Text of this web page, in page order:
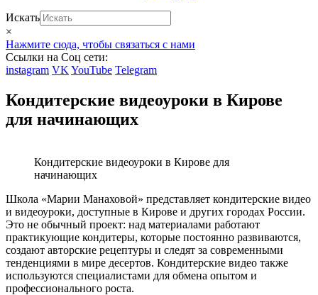
Искать
×
Нажмите сюда, чтобы связаться с нами
Ссылки на Соц сети:
instagram VK YouTube Telegram
Кондитерские видеоуроки в Кирове
для начинающих
Кондитерские видеоуроки в Кирове для
начинающих
Школа «Марии Манаховой» представляет кондитерские видео
и видеоуроки, доступные в Кирове и других городах России.
Это не обычный проект: над материалами работают
практикующие кондитеры, которые постоянно развиваются,
создают авторские рецептуры и следят за современными
тенденциями в мире десертов. Кондитерские видео также
используются специалистами для обмена опытом и
профессионального роста.